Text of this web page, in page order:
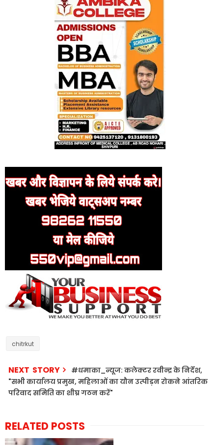
chitrkut
NEXT STORY
#धमाका_न्यूज: कलेक्टर रवीन्द्र के निर्देश,
"सभी कार्यालय प्रमुख, महिलाओं का यौन उत्पीड़न रोकने आंतरिक
परिवाद समिति का शीघ्र गठन करें"
RELATED POSTS